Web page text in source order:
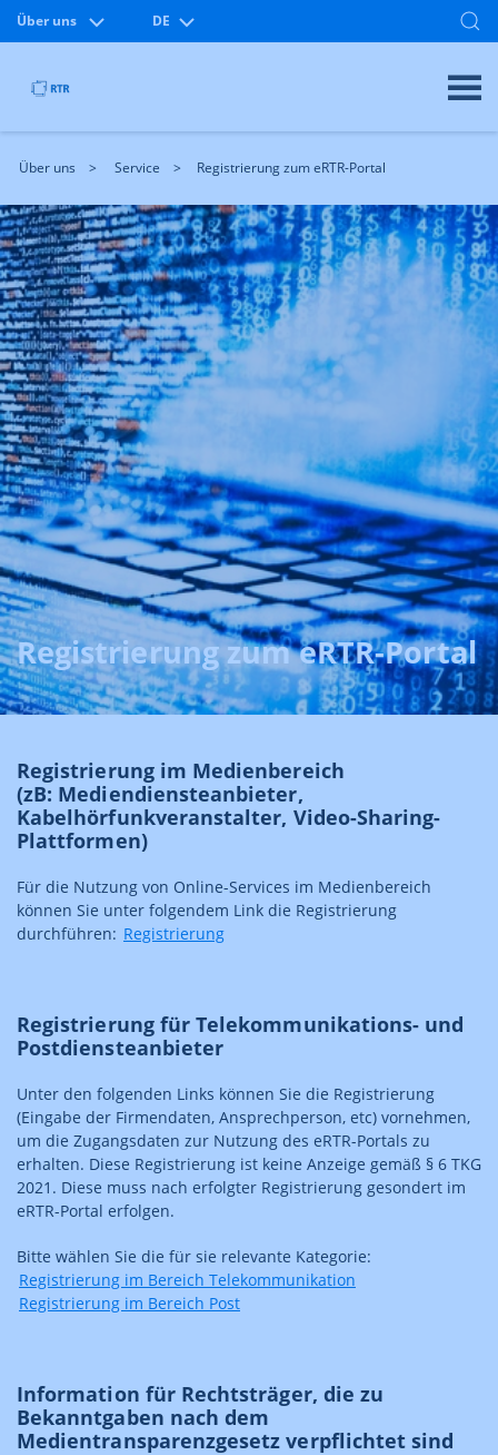
Über uns DE
Über uns Service Registrierung zum eRTR-Portal
Registrierung zum eRTR-Portal
Registrierung im Medienbereich
(zB: Mediendiensteanbieter,
Kabelhörfunkveranstalter, Video-Sharing-
Plattformen)
Für die Nutzung von Online-Services im Medienbereich
können Sie unter folgendem Link die Registrierung
durchführen: Registrierung
Registrierung für Telekommunikations- und
Postdiensteanbieter
Unter den folgenden Links können Sie die Registrierung
(Eingabe der Firmendaten, Ansprechperson, etc) vornehmen,
um die Zugangsdaten zur Nutzung des eRTR-Portals zu
erhalten. Diese Registrierung ist keine Anzeige gemäß § 6 TKG
2021. Diese muss nach erfolgter Registrierung gesondert im
eRTR-Portal erfolgen.
Bitte wählen Sie die für sie relevante Kategorie:
Registrierung im Bereich Telekommunikation
Registrierung im Bereich Post
Information für Rechtsträger, die zu
Bekanntgaben nach dem
Medientransparenzgesetz verpflichtet sind